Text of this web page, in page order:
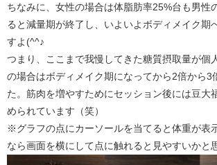
ちなみに、女性の場合は体脂肪率25%台も男性
ると減量期が終了し、いよいよボディメイク期
すよ(^^♪
つまり、ここまで我慢してきた糖質摂取量が個
の場合はボディメイク期になってから2倍から3
た。筋肉を増やすためにセッション後には豆大
められています（笑）
※グラフの点にカーソールを当てると体重が表
なら画面を横にして点に触れると見やすいかと